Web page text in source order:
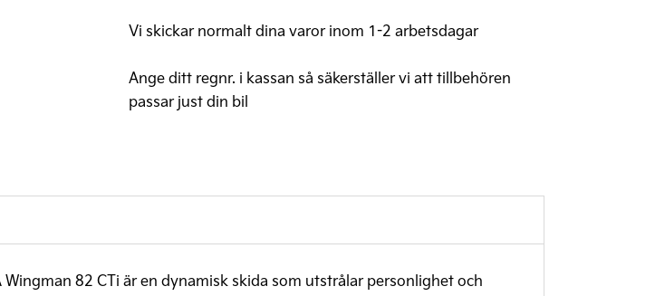
Vi skickar normalt dina varor inom 1-2 arbetsdagar
Ange ditt regnr. i kassan så säkerställer vi att tillbehören
passar just din bil
82 CTi är en dynamisk skida som utstrålar personlighet och